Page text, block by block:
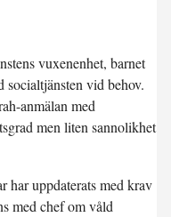
vuxenenhet, barnet
socialtjänsten vid behov.
anmälan med
men liten sannolikhet
har uppdaterats med krav
med chef om våld